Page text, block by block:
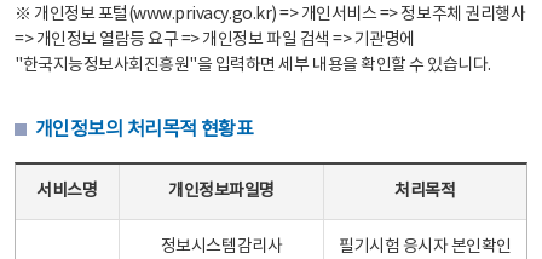
※ 개인정보 포털(www.privacy.go.kr) => 개인서비스 => 정보주체 권리행사
=> 개인정보 열람등 요구 => 개인정보 파일 검색 => 기관명에
"한국지능정보사회진흥원"을 입력하면 세부 내용을 확인할 수 있습니다.
개인정보의 처리목적 현황표
서비스명 개인정보파일명 처리목적
정보시스템감리사
필기시험 응시자 본인확인